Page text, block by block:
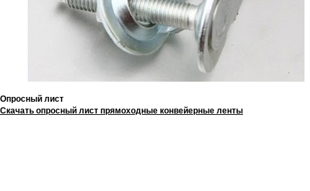
Опросный лист
Скачать опросный лист прямоходные конвейерные ленты